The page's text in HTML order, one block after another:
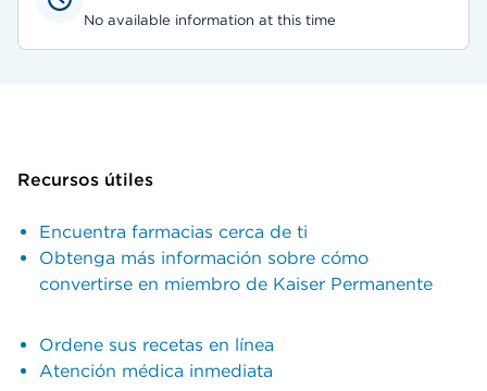
No available information at this time
Recursos útiles
Encuentra farmacias cerca de ti
Obtenga más información sobre cómo
convertirse en miembro de Kaiser Permanente
Ordene sus recetas en línea
Atención médica inmediata